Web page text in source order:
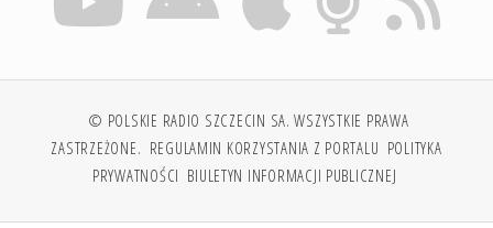
© POLSKIE RADIO SZCZECIN SA. WSZYSTKIE PRAWA
ZASTRZEŻONE. REGULAMIN KORZYSTANIA Z PORTALU POLITYKA
PRYWATNOŚCI BIULETYN INFORMACJI PUBLICZNEJ